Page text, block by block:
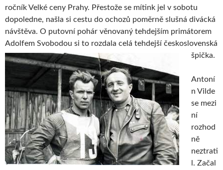
ročník Velké ceny Prahy. Přestože se mítink jel v sobotu
dopoledne, našla si cestu do ochozů poměrně slušná divácká
návštěva. O putovní pohár věnovaný tehdejším primátorem
Adolfem Svobodou si to rozdala celá tehdejší československá
špička.
Antoní
n Vilde
se mezi
ní
rozhod
ně
neztrati
l. Začal